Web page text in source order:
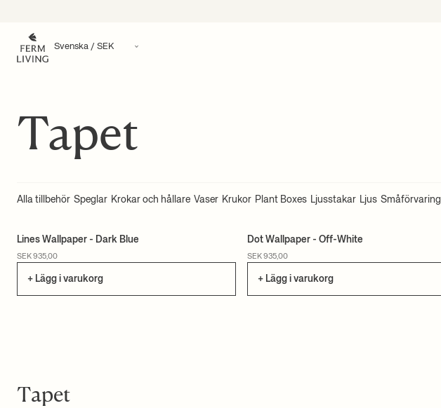
Tapet
Alla tillbehör Speglar Krokar och hållare Vaser Krukor Plant Boxes Ljusstakar Ljus Småförvaring
CERTIFIERAD
Lines Wallpaper - Dark Blue
SEK 935,00
+ Lägg i varukorg
Dot Wallpaper - Off-White
SEK 935,00
+ Lägg i varukorg
Tapet